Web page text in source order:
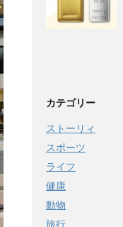
カテゴリー
ストーリィ
スポーツ
ライフ
健康
動物
旅行